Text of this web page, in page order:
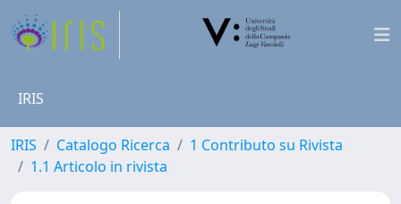
IRIS
IRIS Catalogo Ricerca
1 Contributo su Rivista
1.1 Articolo in rivista